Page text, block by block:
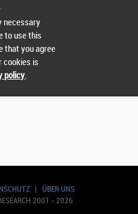
| ÜBER UNS
2001 - 2026
necessary
to use this
that you agree
cookies is
policy.